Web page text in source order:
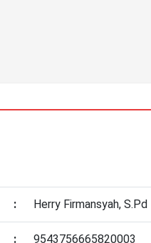
: Herry Firmansyah, S.Pd
: 9543756665820003